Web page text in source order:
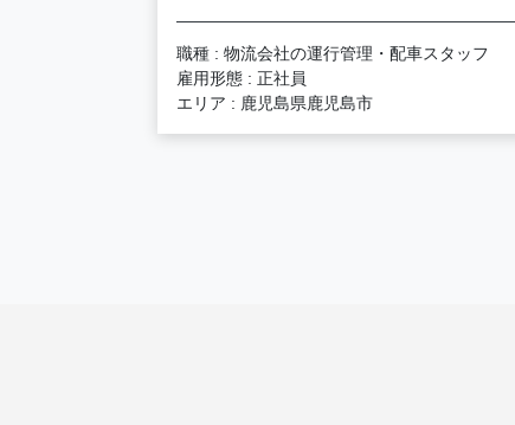
職種 : 物流会社の運行管理・配車スタッフ
雇用形態 : 正社員
エリア : 鹿児島県鹿児島市